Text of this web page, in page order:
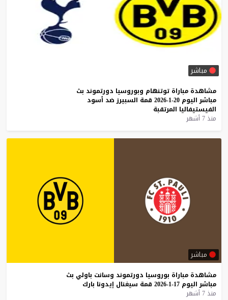
مباشر
مشاهدة مباراة توتنهام وبوروسيا دورتموند بث
مباشر اليوم 20-1-2026 قمة السبيرز ضد أسود
الفيستيفاليا المرتقبة
منذ 7 أشهر
مباشر
مشاهدة مباراة بوروسيا دورتموند وسانت باولي بث
مباشر اليوم 17-1-2026 قمة سيغنال إيدونا بارك
منذ 7 أشهر